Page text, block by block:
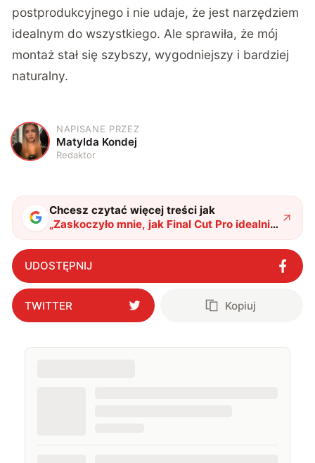
postprodukcyjnego i nie udaje, że jest narzędziem
idealnym do wszystkiego. Ale sprawiła, że mój
montaż stał się szybszy, wygodniejszy i bardziej
naturalny.
M
NAPISANE PRZEZ
Matylda Kondej
Redaktor
Chcesz czytać więcej treści jak
„Zaskoczyło mnie, jak Final Cut Pro idealnie
z nim współgra. Dlaczego wideo montuje
już tylko z tym zestawem?"?
UDOSTĘPNIJ
TWITTER Kopiuj